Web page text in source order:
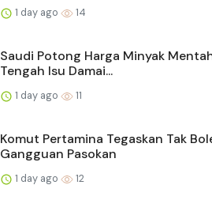
1 day ago 14
Saudi Potong Harga Minyak
Tengah Isu Damai...
1 day ago 11
Komut Pertamina Tegaskan Tak
Gangguan Pasokan
1 day ago 12